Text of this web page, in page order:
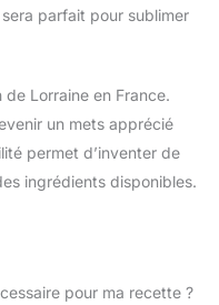
parfait pour sublimer
Lorraine en France.
un mets apprécié
permet d’inventer de
ingrédients disponibles.
pour ma recette ?